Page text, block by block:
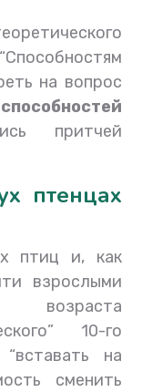
на вопрос
притчей
птенцах
птиц и, как
взрослыми
возраста
10-го
на
сменить